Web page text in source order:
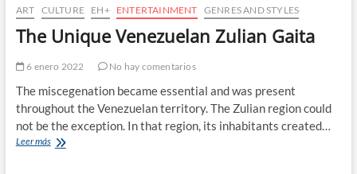
ART CULTURE EH+ ENTERTAINMENT GENRES AND STYLES
The Unique Venezuelan Zulian Gaita
6 enero 2022 No hay comentarios
The miscegenation became essential and was present
throughout the Venezuelan territory. The Zulian region could
not be the exception. In that region, its inhabitants created…
Leer másThe